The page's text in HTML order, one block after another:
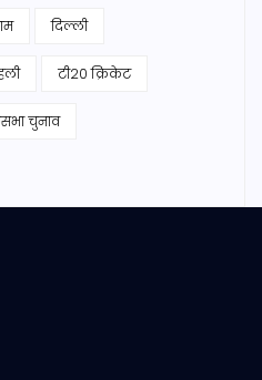
दिल्ली
टी20 क्रिकेट
चुनाव